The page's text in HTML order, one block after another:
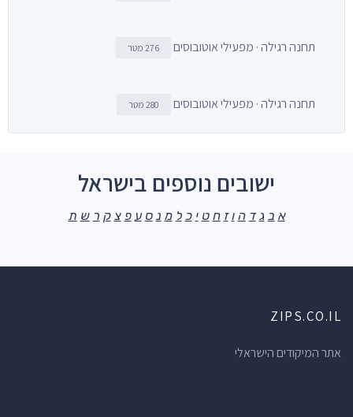
תחנה רגילה · מפעילי אוטובוסים 276 מטר
תחנה רגילה · מפעילי אוטובוסים 280 מטר
ישובים נוספים בישראל
א ב ג ד ה ו ז ח ט י כ ל מ נ ס ע פ צ ק ר ש ת
ZIPS.CO.IL
אתר המיקודים הישראלי